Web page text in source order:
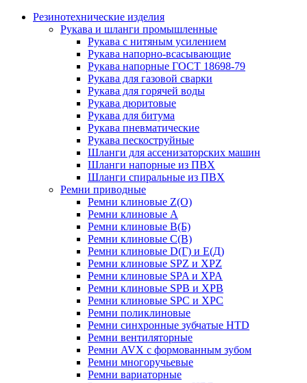
Резинотехнические изделия
Рукава и шланги промышленные
Рукава с нитяным усилением
Рукава напорно-всасывающие
Рукава напорные ГОСТ 18698-79
Рукава для газовой сварки
Рукава для горячей воды
Рукава дюритовые
Рукава для битума
Рукава пневматические
Рукава пескоструйные
Шланги для ассенизаторских машин
Шланги напорные из ПВХ
Шланги спиральные из ПВХ
Ремни приводные
Ремни клиновые Z(О)
Ремни клиновые А
Ремни клиновые В(Б)
Ремни клиновые С(В)
Ремни клиновые D(Г) и Е(Д)
Ремни клиновые SPZ и XPZ
Ремни клиновые SPA и XPA
Ремни клиновые SPB и XPB
Ремни клиновые SPC и XPC
Ремни поликлиновые
Ремни синхронные зубчатые HTD
Ремни вентиляторные
Ремни AVX с формованным зубом
Ремни многоручьевые
Ремни вариаторные